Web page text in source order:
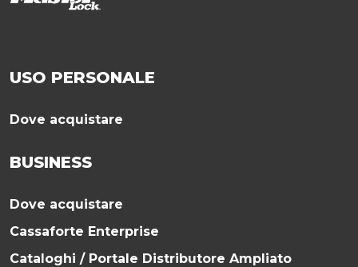
USO PERSONALE
Dove acquistare
BUSINESS
Dove acquistare
Cassaforte Enterprise
Cataloghi / Portale Distributore Ampliato